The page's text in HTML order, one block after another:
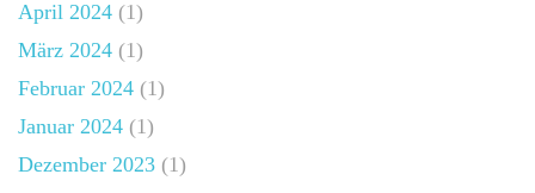
April 2024 (1)
März 2024 (1)
Februar 2024 (1)
Januar 2024 (1)
Dezember 2023 (1)